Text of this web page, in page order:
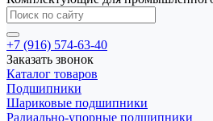
+7 (916) 574-63-40
Заказать звонок
Каталог товаров
Подшипники
Шариковые подшипники
Радиально-упорные подшипники